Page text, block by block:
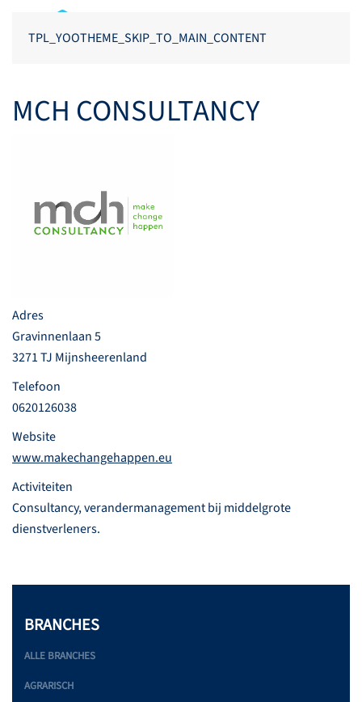
TPL_YOOTHEME_SKIP_TO_MAIN_CONTENT
MCH CONSULTANCY
Adres
Gravinnenlaan 5
3271 TJ Mijnsheerenland
Telefoon
0620126038
Website
www.makechangehappen.eu
Activiteiten
Consultancy, verandermanagement bij middelgrote
dienstverleners.
BRANCHES
ALLE BRANCHES
AGRARISCH